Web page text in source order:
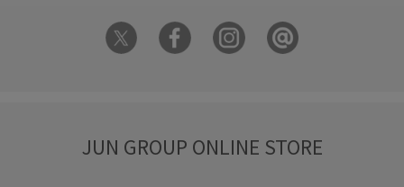
JUN GROUP ONLINE STORE